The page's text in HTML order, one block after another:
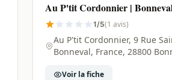
Au P'tit Cordonnier |
1/5(1 avis)
Au P'tit Cordonnier, 9 Rue
Bonneval, France, 28800
Voir la fiche